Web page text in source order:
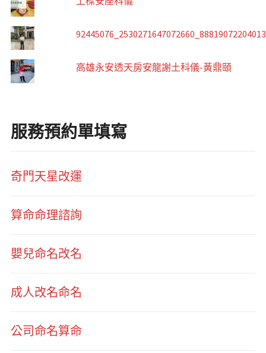
高雄永安透天房安龍謝土科儀-黃鼎頤
服務預約單填寫
奇門天星改運
算命命理諮詢
嬰兒命名改名
成人改名命名
公司命名算命